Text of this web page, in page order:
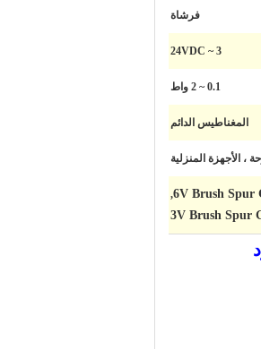
فرشاة
3 ~ 24VDC
0.1 ~ 2 واط
المغناطيس الدائم
، الأجهزة المنزلية
6V Brush Spur
,
3V Brush Spur